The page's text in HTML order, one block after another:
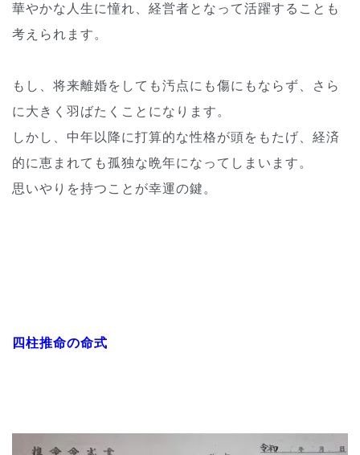
華やかな人生に憧れ、経営者となって活躍することも
考えられます。
もし、将来離婚をしても汚点にも傷にもならず、さら
に大きく羽ばたくことになります。
しかし、中年以降に打算的な性格が頭をもたげ、経済
的に恵まれても孤独な晩年になってしまいます。
思いやりを持つことが幸運の鍵。
四柱推命の命式